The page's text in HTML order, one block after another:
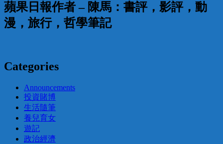
蘋果日報作者 – 陳馬：書評，影評，動
漫，旅行，哲學筆記
Categories
Announcements
投資賭博
生活隨筆
養兒育女
遊記
政治經濟